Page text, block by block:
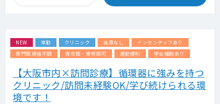
NEW 常勤 クリニック 当直なし
インセンティブあり
専門医資格不問
専攻医・専修医可 通勤便利 学会補助あり
【大阪市内×訪問診療】循環器に強みを持つ
クリニック/訪問未経験OK/学び続けられる環
境です！